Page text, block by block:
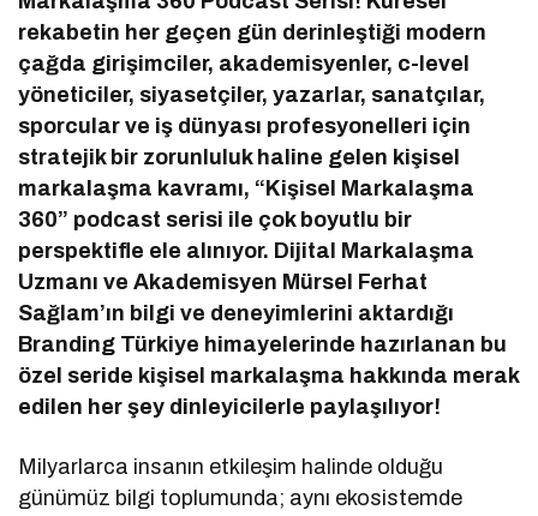
rekabetin her geçen gün derinleştiği modern
çağda girişimciler, akademisyenler, c-level
yöneticiler, siyasetçiler, yazarlar, sanatçılar,
sporcular ve iş dünyası profesyonelleri için
stratejik bir zorunluluk haline gelen kişisel
markalaşma kavramı, “Kişisel Markalaşma
360” podcast serisi ile çok boyutlu bir
perspektifle ele alınıyor. Dijital Markalaşma
Uzmanı ve Akademisyen Mürsel Ferhat
Sağlam’ın bilgi ve deneyimlerini aktardığı
Branding Türkiye himayelerinde hazırlanan bu
özel seride kişisel markalaşma hakkında merak
edilen her şey dinleyicilerle paylaşılıyor!
Milyarlarca insanın etkileşim halinde olduğu
günümüz bilgi toplumunda; aynı ekosistemde